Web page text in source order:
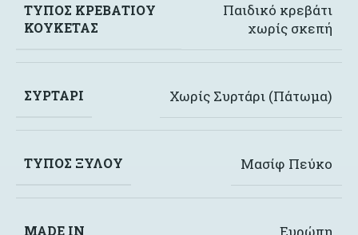
ΤΎΠΟΣ ΚΡΕΒΑΤΙΟΎ
ΚΟΥΚΈΤΑΣ
Παιδικό κρεβάτι
χωρίς σκεπή
ΣΥΡΤΆΡΙ Χωρίς Συρτάρι (Πάτωμα)
ΤΎΠΟΣ ΞΎΛΟΥ Μασίφ Πεύκο
MADE IN